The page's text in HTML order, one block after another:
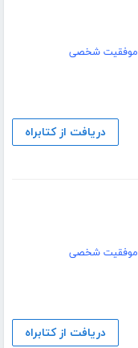
موفقیت شخصی
دریافت از کتابراه
موفقیت شخصی
دریافت از کتابراه